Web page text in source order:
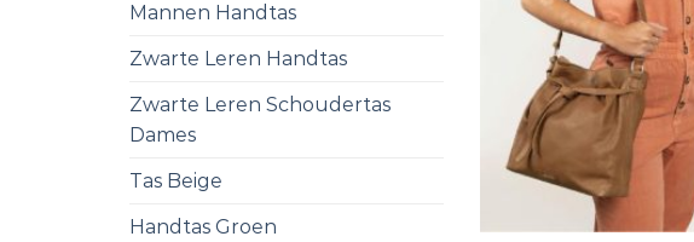
Mannen Handtas
Zwarte Leren Handtas
Zwarte Leren Schoudertas
Dames
Tas Beige
Handtas Groen